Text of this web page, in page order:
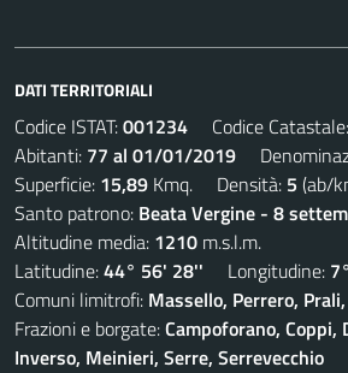
DATI TERRITORIALI
Codice ISTAT:001234 Codice Catastale:
Abitanti: 77 al 01/01/2019
Superficie: 15,89 Kmq. Densità: 5 (ab/
Santo patrono: Beata Vergine - 8
Altitudine media: 1210 m.s.l.m.
Latitudine:44° 56' 28'' Longitudine:
Comuni limitrofi: Massello, Perrero,
Frazioni e borgate:Campoforano, Coppi,
Inverso, Meinieri, Serre, Serrevecchio